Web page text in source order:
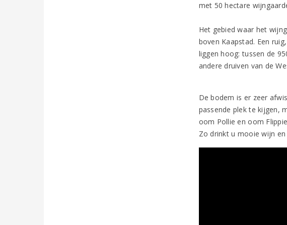
met 50 hectare
Het gebied waar het
boven Kaapstad. Een
liggen hoog: tussen de
andere druiven van de
De bodem is er zeer
passende plek te kijgen,
oom Pollie en oom
Zo drinkt u mooie wijn